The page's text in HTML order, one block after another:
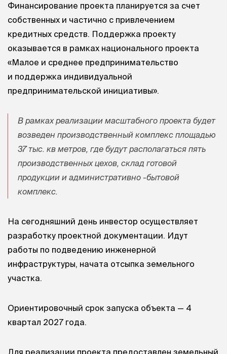
Финансирование проекта планируется за счет
собственных и частично с привлечением
кредитных средств. Поддержка проекту
оказывается в рамках национального проекта
«Малое и среднее предпринимательство
и поддержка индивидуальной
предпринимательской инициативы».
В рамках реализации масштабного проекта будет
возведен производственный комплекс площадью
37 тыс. кв метров, где будут располагаться пять
производственных цехов, склад готовой
продукции и административно -бытовой
комплекс.
На сегодняшний день инвестор осуществляет
разработку проектной документации. Идут
работы по подведению инженерной
инфраструктуры, начата отсыпка земельного
участка.
Ориентировочный срок запуска объекта — 4
квартал 2027 года.
Для реализации проекта предоставлен земельный